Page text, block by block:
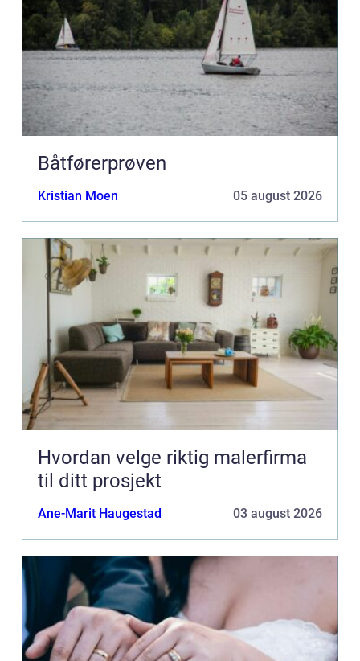
Båtførerprøven
Kristian Moen 05 august 2026
Hvordan velge riktig malerfirma
til ditt prosjekt
Ane-Marit Haugestad 03 august 2026